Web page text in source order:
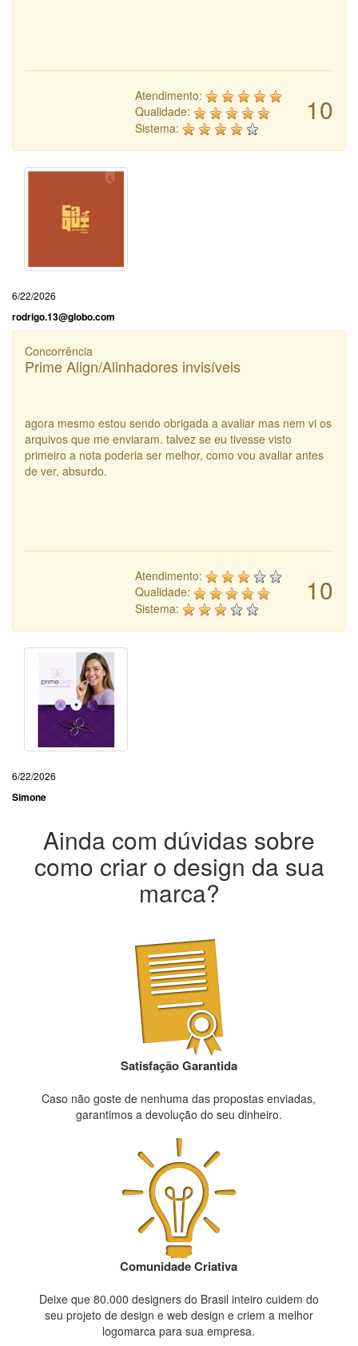
10
Atendimento:
Qualidade:
Sistema:
6/22/2026
rodrigo.13@globo.com
Concorrência
Prime Align/Alinhadores invisíveis
agora mesmo estou sendo obrigada a avaliar mas nem vi os
arquivos que me enviaram. talvez se eu tivesse visto
primeiro a nota poderia ser melhor, como vou avaliar antes
de ver, absurdo.
10
Atendimento:
Qualidade:
Sistema:
6/22/2026
Simone
Ainda com dúvidas sobre
como criar o design da sua
marca?
Satisfação Garantida
Caso não goste de nenhuma das propostas enviadas,
garantimos a devolução do seu dinheiro.
Comunidade Criativa
Deixe que 80.000 designers do Brasil inteiro cuidem do
seu projeto de design e web design e criem a melhor
logomarca para sua empresa.